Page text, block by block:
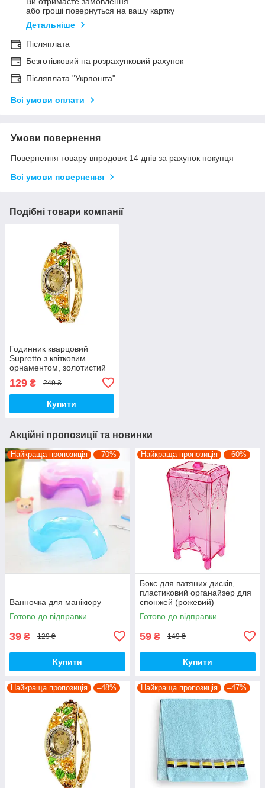
або гроші повернуться на вашу картку
Детальніше
Післяплата
Безготівковий на розрахунковий рахунок
Післяплата "Укрпошта"
Всі умови оплати
Умови повернення
Повернення товару впродовж 14 днів за рахунок покупця
Всі умови повернення
Подібні товари компанії
Годинник кварцовий
Supretto з квітковим
орнаментом, золотистий
129 ₴ 249 ₴
Купити
Акційні пропозиції та новинки
Найкраща пропозиція –70%
Ванночка для манікюру
Готово до відправки
39 ₴ 129 ₴
Купити
Найкраща пропозиція –60%
Бокс для ватяних дисків,
пластиковий органайзер для
спонжей (рожевий)
Готово до відправки
59 ₴ 149 ₴
Купити
Найкраща пропозиція –48% Найкраща пропозиція –47%